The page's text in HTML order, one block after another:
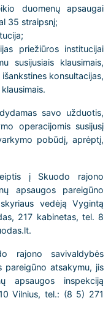
duomenų apsaugai
35 straipsnį;
priežiūros institucijai
susijusiais klausimais,
konsultacijas,
savo užduotis,
operacijomis susijusį
pobūdį, aprėptį,
į Skuodo rajono
apsaugos pareigūno
vedėją Vygintą
217 kabinetas, tel. 8
rajono savivaldybės
pareigūno atsakymu, jis
apsaugos inspekciją
Vilnius, tel.: (8 5) 271